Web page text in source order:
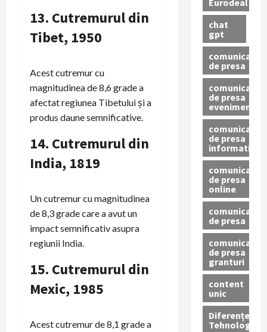
13. Cutremurul din
Tibet, 1950
Acest cutremur cu
magnitudinea de 8,6 grade a
afectat regiunea Tibetului și a
produs daune semnificative.
14. Cutremurul din
India, 1819
Un cutremur cu magnitudinea
de 8,3 grade care a avut un
impact semnificativ asupra
regiunii India.
15. Cutremurul din
Mexic, 1985
Acest cutremur de 8,1 grade a
chat
gpt
comunicat
de presa
comunicat
de presa
eveniment
comunicat
de presa
informativ
comunicat
de presa
online
comunicate
de presa
comunicate
de presa
granturi
content
unic
Diferențe
Tehnologice